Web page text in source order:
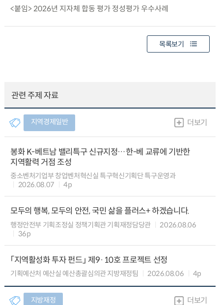
<붙임> 2026년 지자체 합동 평가 정성평가 우수사례
목록보기
관련 주제 자료
지역경제일반 더보기
봉화 K-베트남 밸리특구 신규지정…한-베 교류에 기반한
지역활력 거점 조성
중소벤처기업부 창업벤처혁신실 특구혁신기획단 특구운영과
2026.08.07
4p
모두의 행복, 모두의 안전, 국민 삶을 플러스+ 하겠습니다.
행정안전부 기획조정실 정책기획관 기획재정담당관
2026.08.06
36p
「지역활성화 투자 펀드」 제9·10호 프로젝트 선정
기획예산처 예산실 예산총괄심의관 지방재정팀 2026.08.06 4p
지방재정 더보기